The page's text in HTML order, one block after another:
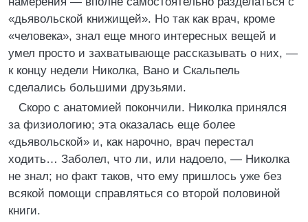
«дьявольской книжищей». Но так как врач, кроме
«человека», знал еще много интересных вещей и
умел просто и захватывающе рассказывать о них, —
к концу недели Николка, Вано и Скальпель
сделались большими друзьями.
Скоро с анатомией покончили. Николка принялся
за физиологию; эта оказалась еще более
«дьявольской» и, как нарочно, врач перестал
ходить… Заболел, что ли, или надоело, — Николка
не знал; но факт таков, что ему пришлось уже без
всякой помощи справляться со второй половиной
книги.